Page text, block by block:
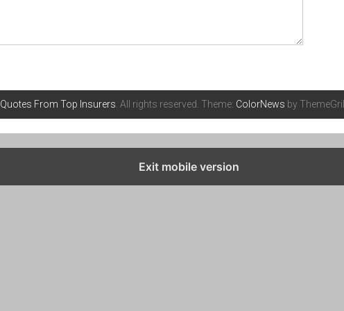
Quotes From Top Insurers . All rights reserved. Theme: ColorNews by
Exit mobile version